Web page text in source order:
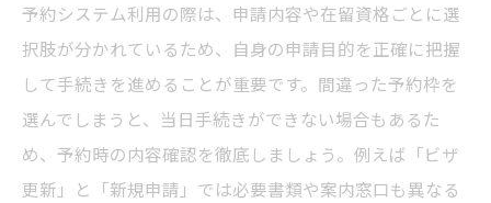
予約システム利用の際は、申請内容や在留資格ごとに選
択肢が分かれているため、自身の申請目的を正確に把握
して手続きを進めることが重要です。間違った予約枠を
選んでしまうと、当日手続きができない場合もあるた
め、予約時の内容確認を徹底しましょう。例えば「ビザ
更新」と「新規申請」では必要書類や案内窓口も異なる